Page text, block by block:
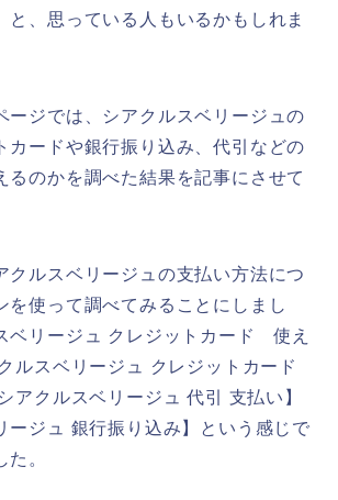
と、思っている人もいるかもしれま
ージでは、シアクルスベリージュの
カードや銀行振り込み、代引などの
るのかを調べた結果を記事にさせて
クルスベリージュの支払い方法につ
を使って調べてみることにしまし
ベリージュ クレジットカード 使え
ルスベリージュ クレジットカード
アクルスベリージュ 代引 支払い】
ージュ 銀行振り込み】という感じで
。